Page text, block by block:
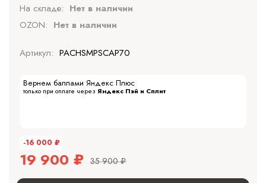
На складе: Нет в наличии
OZON: Нет в наличии
Артикул: PACHSMPSCAP70
Вернем баллами Яндекс Плюс
только при оплате через Яндекс Пэй и Сплит
-16 000 ₽
19 900 ₽ 35 900 ₽